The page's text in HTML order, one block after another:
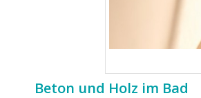
Beton und Holz im Bad